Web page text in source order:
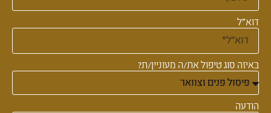
דוא"ל
באיזה סוג טיפול את/ה מעוניין/ת?
הודעה